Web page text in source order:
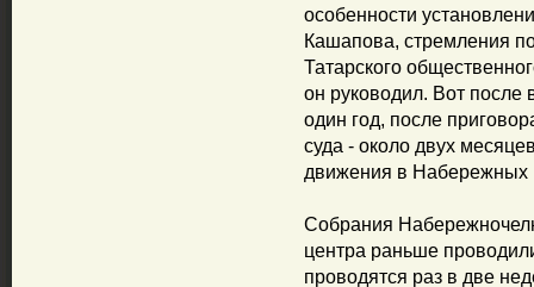
особенности
Кашапова, стремления
Татарского
он руководил. Вот после
один год, после
суда - около двух
движения в Набережных
Собрания
центра раньше
проводятся раз в две